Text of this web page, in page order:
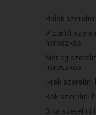
Halak
Vízöntő
horoszkóp
Mérleg
horoszkóp
Ikrek
Bak szerelmi
Bika szerelmi